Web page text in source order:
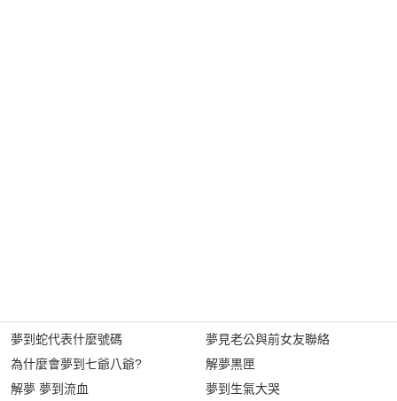
夢到蛇代表什麼號碼
為什麼會夢到七爺八爺?
解夢 夢到流血
夢見老公與前女友聯絡
解夢黒匣
夢到生氣大哭